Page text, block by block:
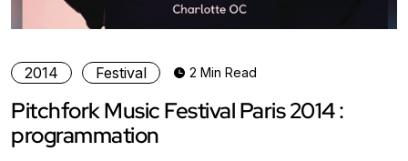
2014 Festival 2 Min Read
Pitchfork Music Festival Paris 2014 :
programmation